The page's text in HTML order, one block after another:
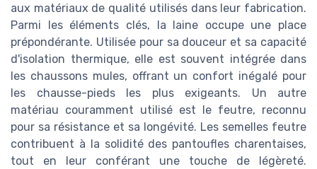
aux matériaux de qualité utilisés dans leur fabrication.
Parmi les éléments clés, la laine occupe une place
prépondérante. Utilisée pour sa douceur et sa capacité
d'isolation thermique, elle est souvent intégrée dans
les chaussons mules, offrant un confort inégalé pour
les chausse-pieds les plus exigeants. Un autre
matériau couramment utilisé est le feutre, reconnu
pour sa résistance et sa longévité. Les semelles feutre
contribuent à la solidité des pantoufles charentaises,
tout en leur conférant une touche de légèreté.